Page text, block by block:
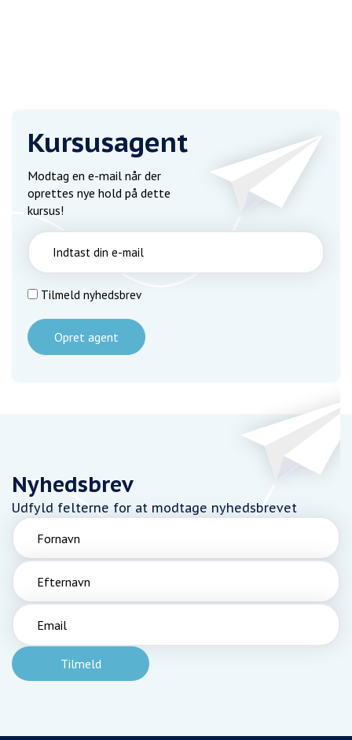
Kursusagent
Modtag en e-mail når der
oprettes nye hold på dette
kursus!
Tilmeld nyhedsbrev
Opret agent
Nyhedsbrev
Udfyld felterne for at modtage nyhedsbrevet
Fornavn
Efternavn
Email